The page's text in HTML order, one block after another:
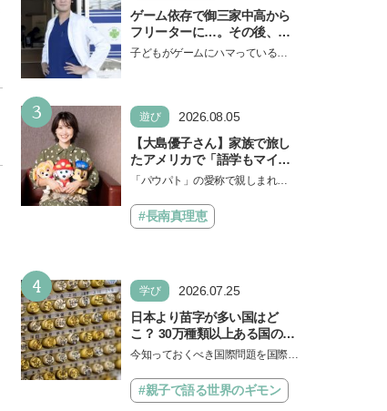
ゲーム依存で御三家中高から
フリーターに…。その後、医
学部へ逆転合格した現役医師
子どもがゲームにハマっている
3 遊び
2026.08.05
【大島優子さん】家族で旅し
たアメリカで「語学もマイン
ドも！ 子どもの成長はすごか
『パウ・パトロール ザ・ダイ
ノ・ムービー』ではあきらめ
「パウパト」の愛称で親しまれる
の劇場版シリーズ第3弾、映画『パ
ウ・パトロール ザ…
#長南真理恵
4 学び
2026.07.25
日本より苗字が多い国はど
こ？ 30万種類以上ある国の理
由とは【親子で語る国際問
今知っておくべき国際問題を国際政
る「親子で語る国際問題」。今回
は、苗字の種類…
#親子で語る世界のギモン